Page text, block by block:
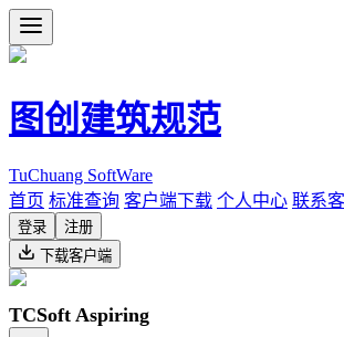
图创建筑规范
TuChuang SoftWare
首页 标准查询 客户端下载 个人中心 联系
登录
注册
下载客户端
TCSoft Aspiring